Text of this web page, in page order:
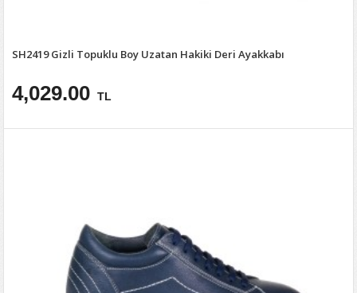
SH2419 Gizli Topuklu Boy Uzatan Hakiki Deri Ayakkabı
4,029.00 TL